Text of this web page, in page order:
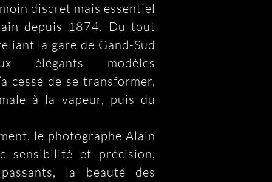
discret mais essentiel
depuis 1874. Du tout
la gare de Gand-Sud
élégants modèles
cessé de se transformer,
à la vapeur, puis du
le photographe Alain
sensibilité et précision,
la beauté des